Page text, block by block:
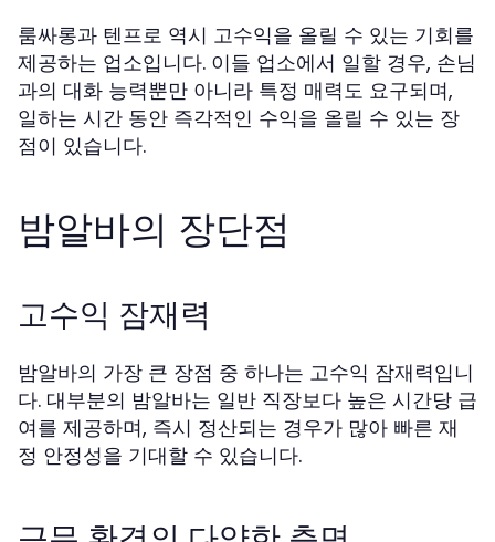
룸싸롱과 텐프로 역시 고수익을 올릴 수 있는 기회를
제공하는 업소입니다. 이들 업소에서 일할 경우, 손님
과의 대화 능력뿐만 아니라 특정 매력도 요구되며,
일하는 시간 동안 즉각적인 수익을 올릴 수 있는 장
점이 있습니다.
밤알바의 장단점
고수익 잠재력
밤알바의 가장 큰 장점 중 하나는 고수익 잠재력입니
다. 대부분의 밤알바는 일반 직장보다 높은 시간당 급
여를 제공하며, 즉시 정산되는 경우가 많아 빠른 재
정 안정성을 기대할 수 있습니다.